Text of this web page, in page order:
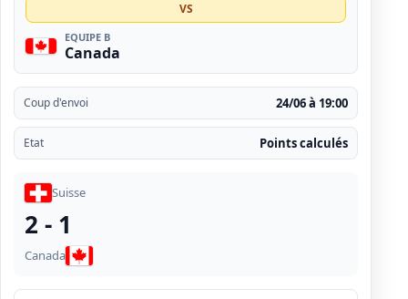
VS
EQUIPE B
Canada
Coup d'envoi 24/06 à 19:00
Etat Points calculés
Suisse
2 - 1
Canada